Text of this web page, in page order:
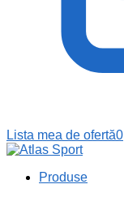
Lista mea de ofertă0
Produse